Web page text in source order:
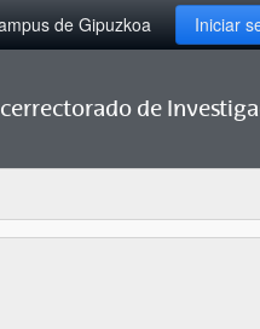
de Gipuzkoa Iniciar
de